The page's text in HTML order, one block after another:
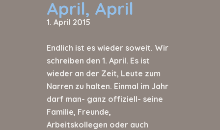
April, April
1. April 2015
Endlich ist es wieder soweit. Wir
schreiben den 1. April. Es ist
wieder an der Zeit, Leute zum
Narren zu halten. Einmal im Jahr
darf man- ganz offiziell- seine
Familie, Freunde,
Arbeitskollegen oder auch